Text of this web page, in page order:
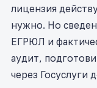
лицензия
нужно. Но
ЕГРЮЛ и
аудит,
через Госуслуги